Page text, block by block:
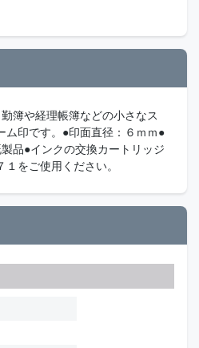
簿や経理帳簿などの小さなス
ム印です。●印面直径：６ｍｍ●
品●インクの交換カートリッジ
をご使用ください。